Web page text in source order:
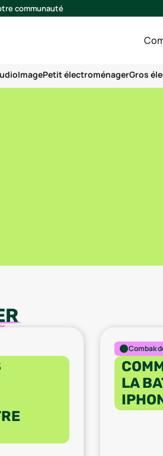
communauté
ImagePetit électroménagerGros
Combak
LA